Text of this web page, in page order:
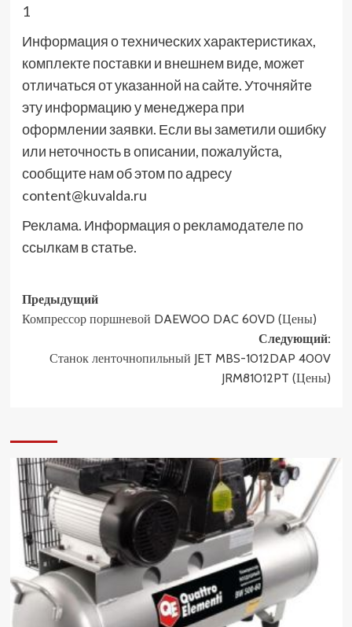
1
Информация о технических характеристиках,
комплекте поставки и внешнем виде, может
отличаться от указанной на сайте. Уточняйте
эту информацию у менеджера при
оформлении заявки. Если вы заметили ошибку
или неточность в описании, пожалуйста,
сообщите нам об этом по адресу
content@kuvalda.ru
Реклама. Информация о рекламодателе по
ссылкам в статье.
Навигация
записи
Предыдущий
Компрессор поршневой DAEWOO DAC 60VD (Цены)
Следующий:
Станок ленточнопильный JET MBS-1012DAP 400V
JRM81012PT (Цены)